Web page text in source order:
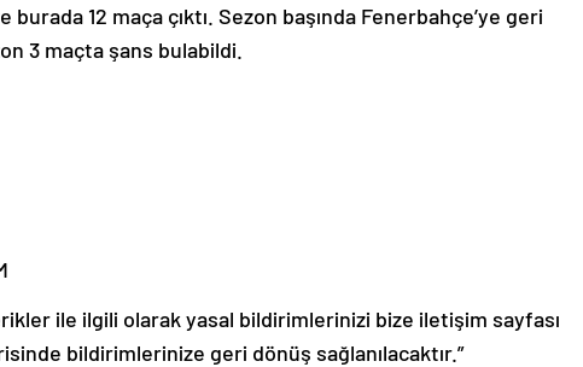
12 maça çıktı. Sezon başında Fenerbahçe’ye geri
3 maçta şans bulabildi.
ile ilgili olarak yasal bildirimlerinizi bize iletişim sayfası
bildirimlerinize geri dönüş sağlanılacaktır.”